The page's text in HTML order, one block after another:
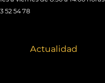
52 54 78
Actualidad